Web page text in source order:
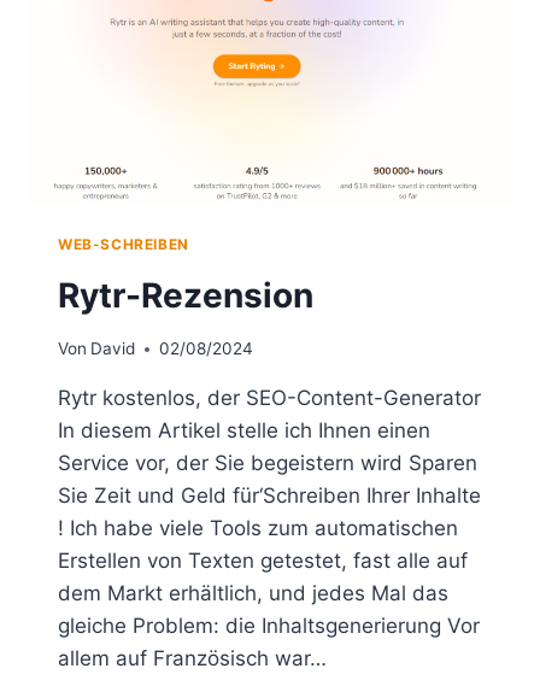
WEB-SCHREIBEN
Rytr-Rezension
Von David 02/08/2024
Rytr kostenlos, der SEO-Content-Generator
In diesem Artikel stelle ich Ihnen einen
Service vor, der Sie begeistern wird Sparen
Sie Zeit und Geld für‘Schreiben Ihrer Inhalte
! Ich habe viele Tools zum automatischen
Erstellen von Texten getestet, fast alle auf
dem Markt erhältlich, und jedes Mal das
gleiche Problem: die Inhaltsgenerierung Vor
allem auf Französisch war…